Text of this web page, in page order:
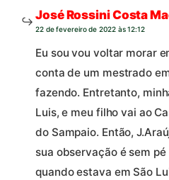
José Rossini Costa
22 de fevereiro de 2022 às 12:12
Eu sou vou voltar morar
conta de um mestrado
fazendo. Entretanto,
Luis, e meu filho vai ao
do Sampaio. Então,
sua observação é sem
quando estava em São